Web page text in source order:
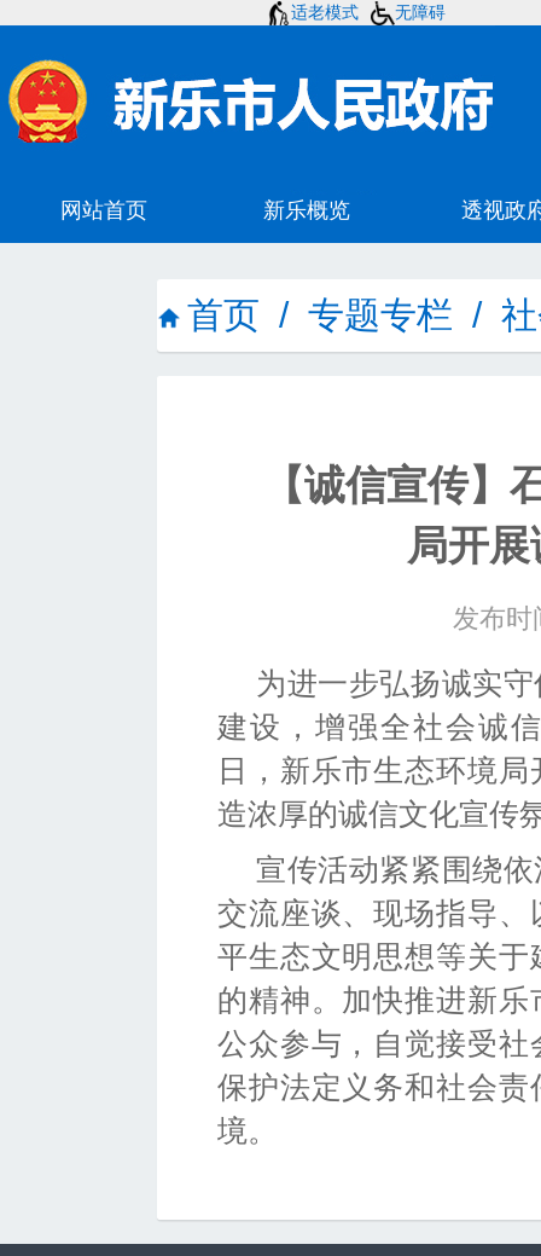
适老模式 无障碍
首页 / 专题专栏 /
【诚信宣传】
局开
发布时
为进一步弘扬诚实
建设，增强全社会诚
日，新乐市生态环境
造浓厚的诚信文化宣传
宣传活动紧紧围绕
交流座谈、现场指导
平生态文明思想等关
的精神。加快推进新
公众参与，自觉接受
保护法定义务和社会
境。